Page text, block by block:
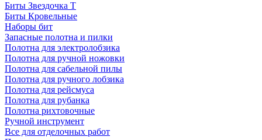
Биты Звездочка T
Биты Кровельные
Наборы бит
Запасные полотна и пилки
Полотна для электролобзика
Полотна для ручной ножовки
Полотна для сабельной пилы
Полотна для ручного лобзика
Полотна для рейсмуса
Полотна для рубанка
Полотна рихтовочные
Ручной инструмент
Все для отделочных работ